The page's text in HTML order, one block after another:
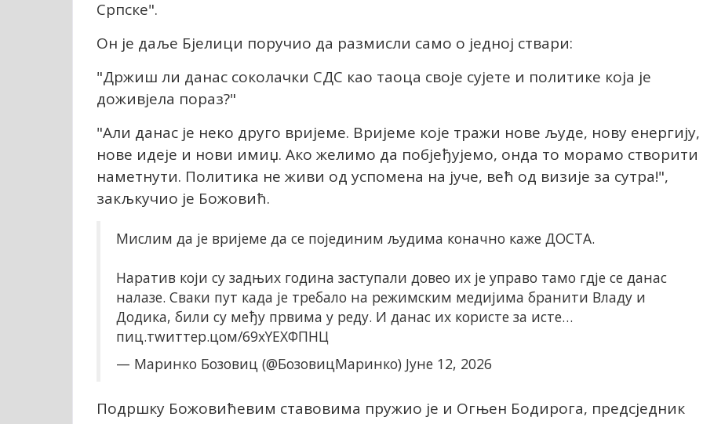
Српске".
Он је даље Бјелици поручио да размисли само о једној ствари:
"Држиш ли данас соколачки СДС као таоца своје сујете и политике која је
доживјела пораз?"
"Али данас је неко друго вријеме. Вријеме које тражи нове људе, нову енергију,
нове идеје и нови имиџ. Ако желимо да побјеђујемо, онда то морамо створити
наметнути. Политика не живи од успомена на јуче, већ од визије за сутра!",
закљкучио је Божовић.
Мислим да је вријеме да се појединим људима коначно каже ДОСТА.
Наратив који су задњих година заступали довео их је управо тамо гдје се данас
налазе. Сваки пут када је требало на режимским медијима бранити Владу и
Додика, били су међу првима у реду. И данас их користе за исте…
пиц.тwиттер.цом/69хYЕXФПНЦ
— Маринко Бозовиц (@БозовицМаринко) Јуне 12, 2026
Подршку Божовићевим ставовима пружио је и Огњен Бодирога, предсједник